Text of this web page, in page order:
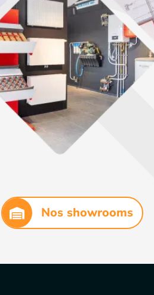
Nos showrooms